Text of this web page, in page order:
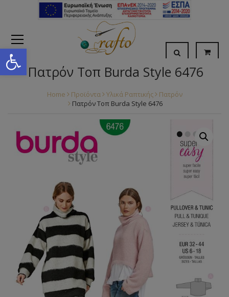
Open toolbar
Πατρόν Τοπ Burda Style 6476
Home Προϊόντα Υλικά Ραπτικής
Πατρόν
Πατρόν Τοπ Burda Style 6476